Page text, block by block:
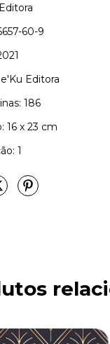
60-9
Editora
186
16 x 23 cm
1